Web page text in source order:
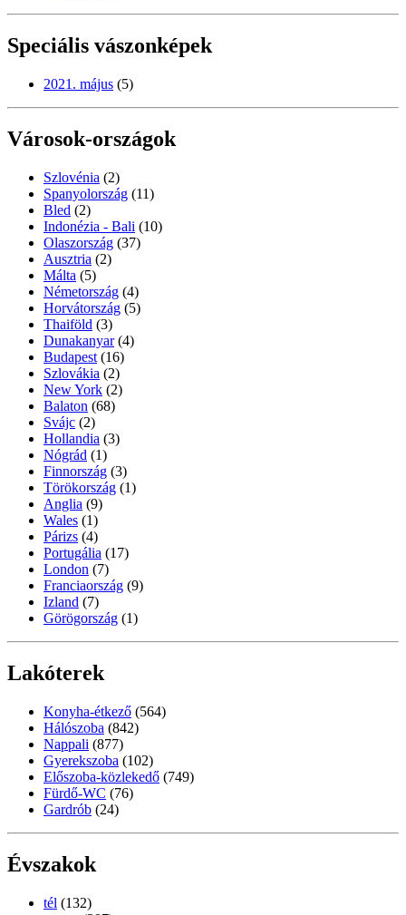
Speciális vászonképek
2021. május (5)
Városok-országok
Szlovénia (2)
Spanyolország (11)
Bled (2)
Indonézia - Bali (10)
Olaszország (37)
Ausztria (2)
Málta (5)
Németország (4)
Horvátország (5)
Thaiföld (3)
Dunakanyar (4)
Budapest (16)
Szlovákia (2)
New York (2)
Balaton (68)
Svájc (2)
Hollandia (3)
Nógrád (1)
Finnország (3)
Törökország (1)
Anglia (9)
Wales (1)
Párizs (4)
Portugália (17)
London (7)
Franciaország (9)
Izland (7)
Görögország (1)
Lakóterek
Konyha-étkező (564)
Hálószoba (842)
Nappali (877)
Gyerekszoba (102)
Előszoba-közlekedő (749)
Fürdő-WC (76)
Gardrób (24)
Évszakok
tél (132)